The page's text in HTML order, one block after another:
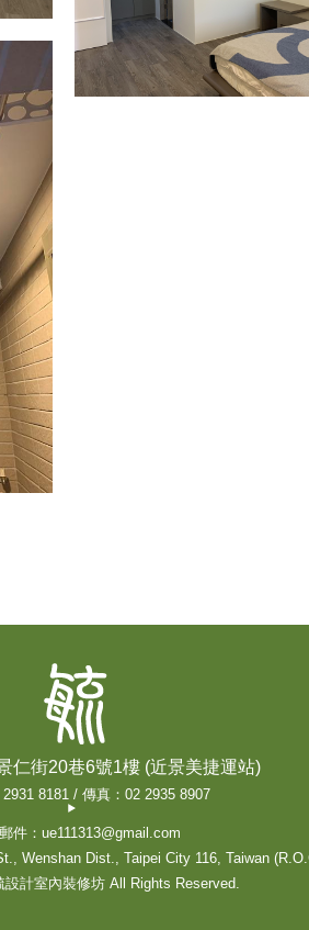
仁街20巷6號1樓 (近景美捷運站)
8181 / 傳真：02 2935 8907
件：ue111313@gmail.com
Wenshan Dist., Taipei City 116, Taiwan
計室內裝修坊 All Rights Reserved.